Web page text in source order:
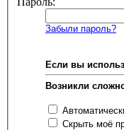
Забыли пароль?
Если вы
Возникли
Скрыть моё